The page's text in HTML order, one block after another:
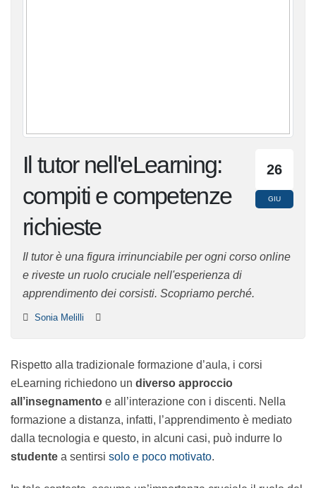
26
GIU
Il tutor nell'eLearning:
compiti e
competenze richieste
Il tutor è una figura irrinunciabile per ogni corso online
e riveste un ruolo cruciale nell'esperienza di
apprendimento dei corsisti. Scopriamo perché.
Sonia Melilli
Rispetto alla tradizionale formazione d’aula, i corsi
eLearning richiedono undiverso approccio
all’insegnamentoe all’interazione con i discenti. Nella
formazione a distanza, infatti, l’apprendimento è
mediato dalla tecnologia e questo, in alcuni casi, può
indurre lostudentea sentirsisolo e poco motivato